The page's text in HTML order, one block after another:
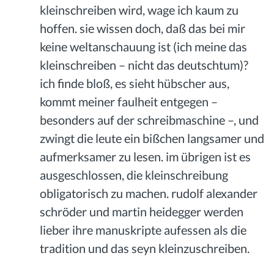
kleinschreiben wird, wage ich kaum zu
hoffen. sie wissen doch, daß das bei mir
keine weltanschauung ist (ich meine das
kleinschreiben – nicht das deutschtum)?
ich finde bloß, es sieht hübscher aus,
kommt meiner faulheit entgegen –
besonders auf der schreibmaschine –, und
zwingt die leute ein bißchen langsamer und
aufmerksamer zu lesen. im übrigen ist es
ausgeschlossen, die kleinschreibung
obligatorisch zu machen. rudolf alexander
schröder und martin heidegger werden
lieber ihre manuskripte aufessen als die
tradition und das seyn kleinzuschreiben.